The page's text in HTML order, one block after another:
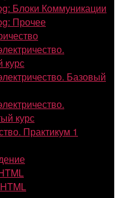
Блоки Коммуникации
Прочее
курс
Базовый
курс
Практикум 1